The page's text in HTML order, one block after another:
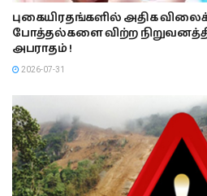
புகையிரதங்களில் அதிக
போத்தல்களை விற்ற
அபராதம் !
2026-07-31